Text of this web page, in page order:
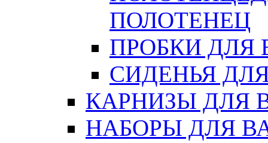
ПОЛОТЕНЕЦ
ПРОБКИ ДЛЯ
СИДЕНЬЯ
КАРНИЗЫ ДЛЯ
НАБОРЫ ДЛЯ